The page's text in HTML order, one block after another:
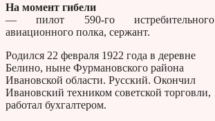
На момент гибели
— пилот 590-го истребительного
авиационного полка, сержант.
Родился 22 февраля 1922 года в деревне
Белино, ныне Фурмановского района
Ивановской области. Русский. Окончил
Ивановский техником советской торговли,
работал бухгалтером.